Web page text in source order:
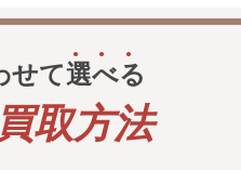
せて選べる
取方法